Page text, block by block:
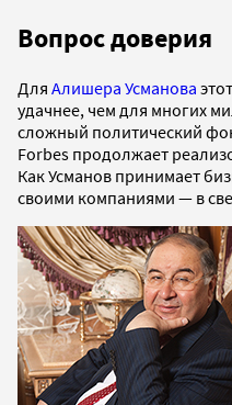
Вопрос доверия
Для Алишера Усманова
удачнее, чем для многих
сложный политический
Forbes продолжает
Как Усманов принимает
своими компаниями — в